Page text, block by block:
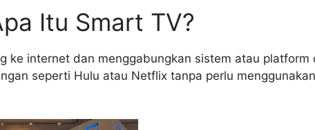
Itu Smart TV?
internet dan menggabungkan sistem atau platform
seperti Hulu atau Netflix tanpa perlu